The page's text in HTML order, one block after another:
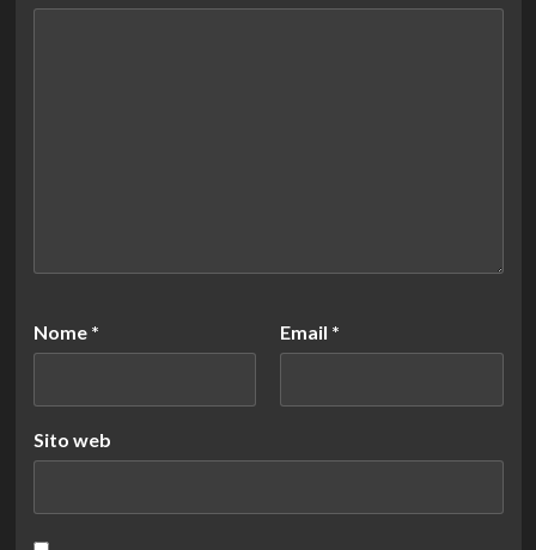
Nome * Email *
Sito web